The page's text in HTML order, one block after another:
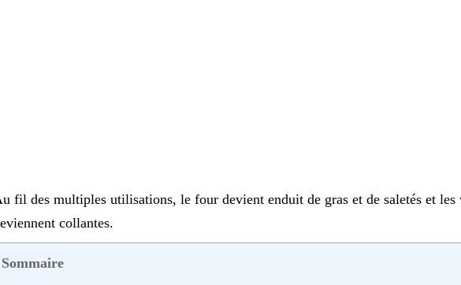
fil des multiples utilisations, le four devient enduit de gras et de saletés et les
collantes.
Sommaire